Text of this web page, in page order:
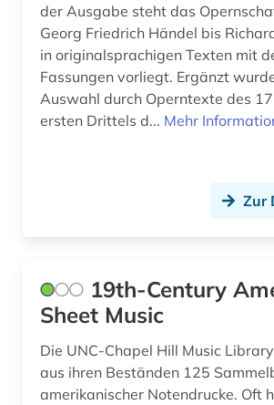
bildungsforschung (1)
biografie (13)
biografien 1901 - 2000 (1)
biographie (16)
bohmen (1)
botanik (1)
brahms (2)
brahms-institut (2)
Tuerkei (1)
USA (12)
der Ausgabe steht das
Georg Friedrich Händel bis
in originalsprachigen Texten mit
Fassungen vorliegt. Ergänzt
Auswahl durch Operntexte des
ersten Drittels d... Mehr
Zur
19th-Century
Sheet Music
Die UNC-Chapel Hill Music
aus ihren Beständen 125
amerikanischer Notendrucke. Oft